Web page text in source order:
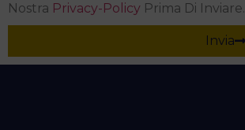
Nostra Privacy-Policy Prima Di Inviare.
Invia